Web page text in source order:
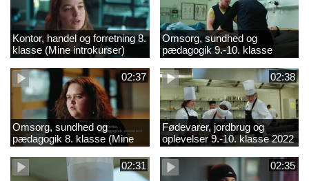
Kontor, handel og forretning 8.
klasse (Mine introkurser)
2022
Omsorg, sundhed og
pædagogik 9.-10. klasse
2022
02:37
Omsorg, sundhed og
pædagogik 8. klasse (Mine
introkurser) 2022
02:38
Fødevarer, jordbrug og
oplevelser 9.-10. klasse 2022
02:31 02:35